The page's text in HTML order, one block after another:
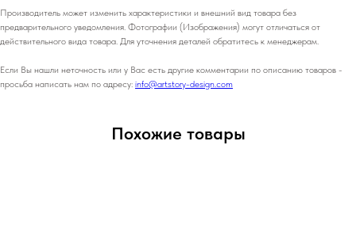
Производитель может изменить характеристики и внешний вид товара без
предварительного уведомления. Фотографии (Изображения) могут отличаться от
действительного вида товара. Для уточнения деталей обратитесь к менеджерам.
Если Вы нашли неточность или у Вас есть другие комментарии по описанию товаров -
просьба написать нам по адресу: info@artstory-design.com
Похожие товары